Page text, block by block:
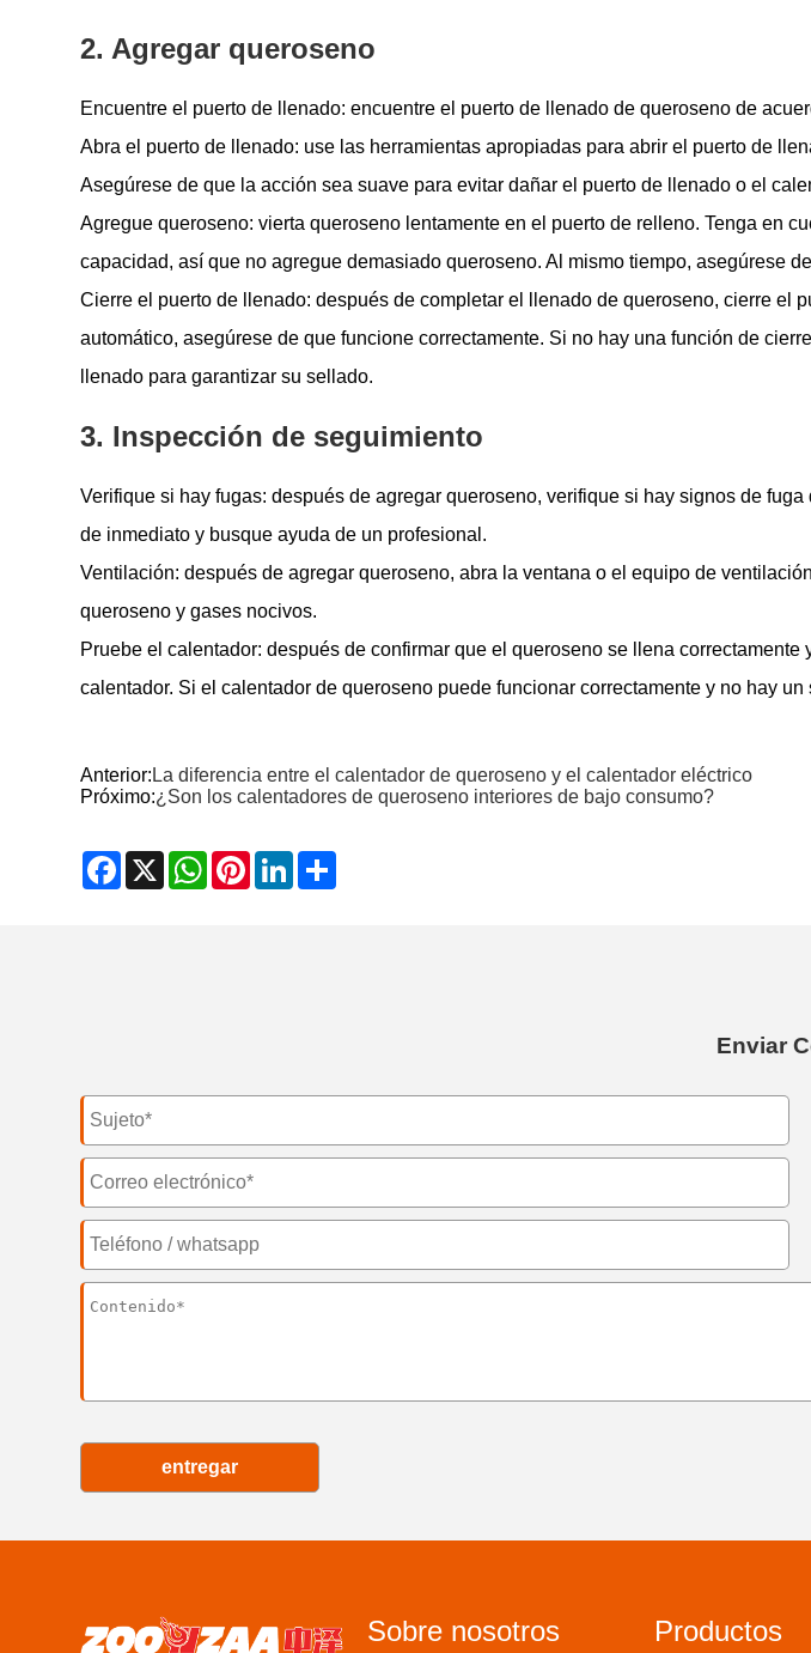
2. Agregar queroseno
Encuentre el puerto de llenado: encuentre el puerto de llenado de queroseno de
Abra el puerto de llenado: use las herramientas apropiadas para abrir el puerto de
Asegúrese de que la acción sea suave para evitar dañar el puerto de llenado o el
Agregue queroseno: vierta queroseno lentamente en el puerto de relleno. Tenga en
capacidad, así que no agregue demasiado queroseno. Al mismo tiempo, asegúrese
Cierre el puerto de llenado: después de completar el llenado de queroseno, cierre
automático, asegúrese de que funcione correctamente. Si no hay una función de
llenado para garantizar su sellado.
3. Inspección de seguimiento
Verifique si hay fugas: después de agregar queroseno, verifique si hay signos de
de inmediato y busque ayuda de un profesional.
Ventilación: después de agregar queroseno, abra la ventana o el equipo de
queroseno y gases nocivos.
Pruebe el calentador: después de confirmar que el queroseno se llena
calentador. Si el calentador de queroseno puede funcionar correctamente y no hay
Anterior: La diferencia entre el calentador de queroseno y el calentador eléctrico
Próximo:¿Son los calentadores de queroseno interiores de bajo consumo?
Facebook
X WhatsApp
PinterestLinkedIn
Enviar
entregar
Sobre nosotros Productos